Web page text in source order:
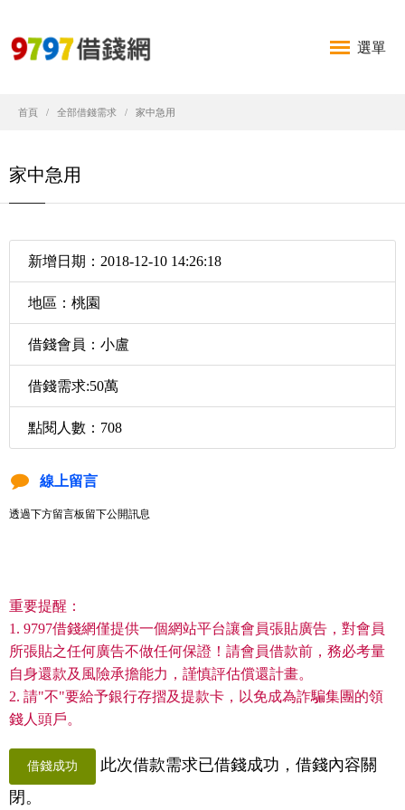
選單
首頁 全部借錢需求 家中急用
家中急用
新增日期：2018-12-10 14:26:18
地區：桃園
借錢會員：小盧
借錢需求:50萬
點閱人數：708
線上留言
透過下方留言板留下公開訊息
重要提醒：
1. 9797借錢網僅提供一個網站平台讓會員張貼廣告，對會員
所張貼之任何廣告不做任何保證！請會員借款前，務必考量
自身還款及風險承擔能力，謹慎評估償還計畫。
2. 請"不"要給予銀行存摺及提款卡，以免成為詐騙集團的領
錢人頭戶。
借錢成功
此次借款需求已借錢成功，借錢內容關
閉。